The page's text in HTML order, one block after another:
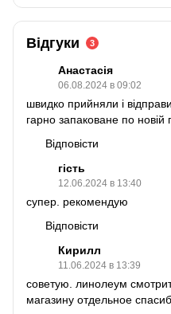
Відгуки 3
Анастасія
06.08.2024 в 09:02
швидко прийняли і
гарно запаковане по
Відповісти
гість
12.06.2024 в 13:40
супер. рекомендую
Відповісти
Кирилл
11.06.2024 в 13:39
советую. линолеум
магазину отдельное